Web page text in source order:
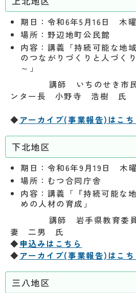
期日：令和6年5月16日 木
場所：野辺地町公民館
内容：講義「持続可能な地
のつながりづくりと人づく
～」
講師 いちのせき市民
ンター長 小野寺 浩樹 氏
◆ アーカイブ(事業報告)はこち
下北地区
期日：令和6年9月19日 木
場所：むつ合同庁舎
内容：講義「『持続可能な
めの人材の育成」
講師 岩手県教育委員
妻 二男 氏
◆ 申込みはこちら
◆ アーカイブ(事業報告)はこち
三八地区